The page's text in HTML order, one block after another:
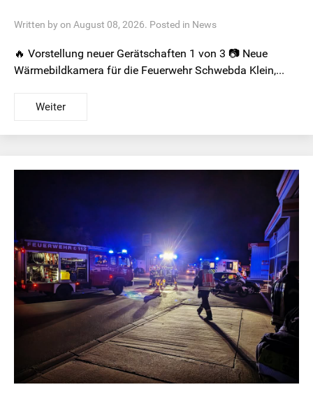
Written by on August 08, 2026. Posted in News
🔥 Vorstellung neuer Gerätschaften 1 von 3 📷 Neue
Wärmebildkamera für die Feuerwehr Schwebda Klein,...
Weiter